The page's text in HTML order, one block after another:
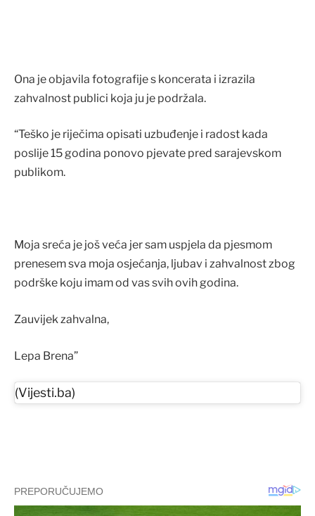
Ona je objavila fotografije s koncerata i izrazila
zahvalnost publici koja ju je podržala.
“Teško je riječima opisati uzbuđenje i radost kada
poslije 15 godina ponovo pjevate pred sarajevskom
publikom.
Moja sreća je još veća jer sam uspjela da pjesmom
prenesem sva moja osjećanja, ljubav i zahvalnost zbog
podrške koju imam od vas svih ovih godina.
Zauvijek zahvalna,
Lepa Brena”
(Vijesti.ba)